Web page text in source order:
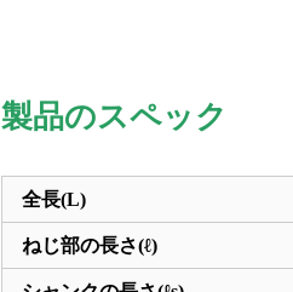
製品のスペック
全長(L)
ねじ部の長さ(ℓ)